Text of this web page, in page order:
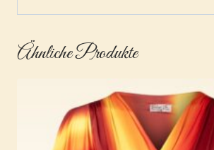
Ähnliche Produkte